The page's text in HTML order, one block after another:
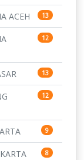
ACEH 13
12
13
12
9
8